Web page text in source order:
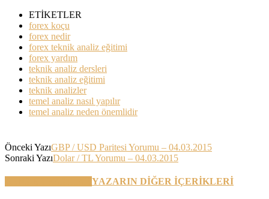
ETİKETLER
forex koçu
forex nedir
forex teknik analiz eğitimi
forex yardım
teknik analiz dersleri
teknik analiz eğitimi
teknik analizler
temel analiz nasıl yapılır
temel analiz neden önemlidir
Önceki YazıGBP / USD Paritesi Yorumu – 04.03.2015
Sonraki YazıDolar / TL Yorumu – 04.03.2015
YAZARIN DİĞER İÇERİKLERİ